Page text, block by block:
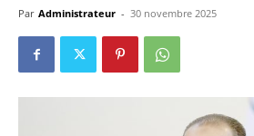
Par Administrateur - 30 novembre 2025